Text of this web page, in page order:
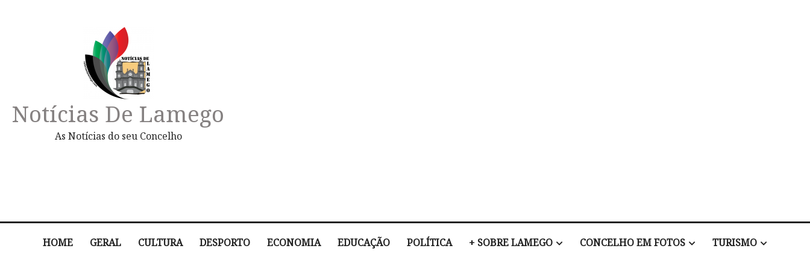
Notícias De Lamego
As Notícias do seu Concelho
HOME GERAL CULTURA DESPORTO ECONOMIA EDUCAÇÃO POLÍTICA + SOBRE LAMEGO CONCELHO EM FOTOS TURISMO